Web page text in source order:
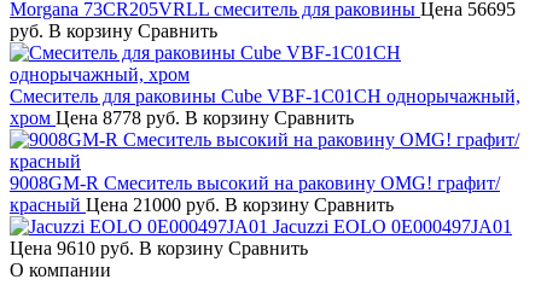
Morgana 73CR205VRLL смеситель для раковины Цена 56695
руб. В корзину Сравнить
Смеситель для раковины Cube VBF-1C01CH однорычажный,
хром Цена 8778 руб. В корзину Сравнить
9008GM-R Смеситель высокий на раковину OMG! графит/
красный Цена 21000 руб. В корзину Сравнить
Jacuzzi EOLO 0E000497JA01
Цена 9610 руб. В корзину Сравнить
О компании